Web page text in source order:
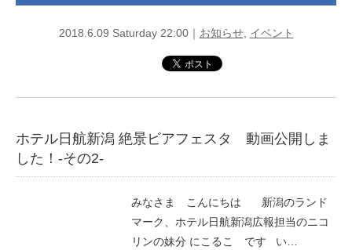
2018.6.09 Saturday 22:00｜ お知らせ, イベント
ホテル日航新潟 絶景ビアフェスタ 動画公開しま
した！-その2-
みなさま こんにちは 新潟のランド
マーク、ホテル日航新潟広報担当のニコ
リンの妹分 にこるこ です い…